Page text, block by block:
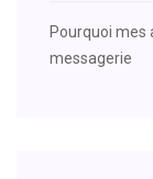
Pourquoi mes
messagerie